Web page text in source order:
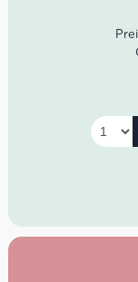
Geruch:
und Kirschen.
dezenter